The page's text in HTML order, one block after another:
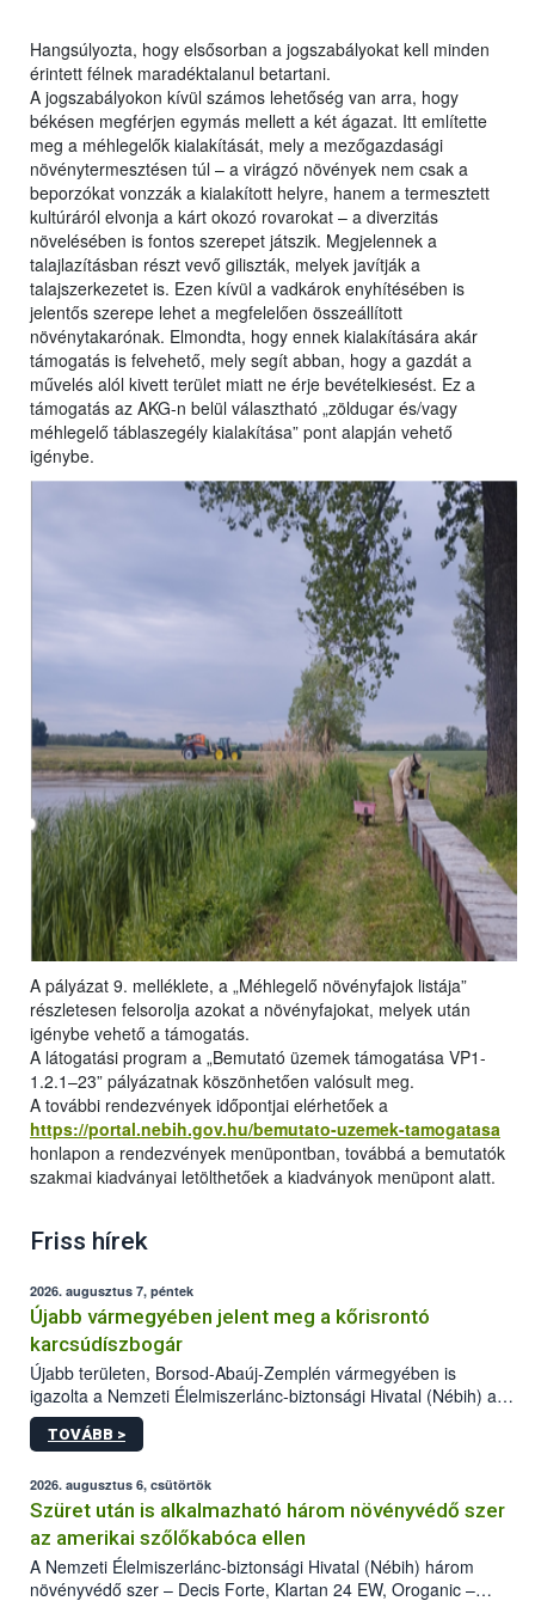
Hangsúlyozta, hogy elsősorban a jogszabályokat kell minden
érintett félnek maradéktalanul betartani.
A jogszabályokon kívül számos lehetőség van arra, hogy
békésen megférjen egymás mellett a két ágazat. Itt említette
meg a méhlegelők kialakítását, mely a mezőgazdasági
növénytermesztésen túl – a virágzó növények nem csak a
beporzókat vonzzák a kialakított helyre, hanem a termesztett
kultúráról elvonja a kárt okozó rovarokat – a diverzitás
növelésében is fontos szerepet játszik. Megjelennek a
talajlazításban részt vevő giliszták, melyek javítják a
talajszerkezetet is. Ezen kívül a vadkárok enyhítésében is
jelentős szerepe lehet a megfelelően összeállított
növénytakarónak. Elmondta, hogy ennek kialakítására akár
támogatás is felvehető, mely segít abban, hogy a gazdát a
művelés alól kivett terület miatt ne érje bevételkiesést. Ez a
támogatás az AKG-n belül választható „zöldugar és/vagy
méhlegelő táblaszegély kialakítása” pont alapján vehető
igénybe.
A pályázat 9. melléklete, a „Méhlegelő növényfajok listája”
részletesen felsorolja azokat a növényfajokat, melyek után
igénybe vehető a támogatás.
A látogatási program a „Bemutató üzemek támogatása VP1-
1.2.1–23” pályázatnak köszönhetően valósult meg.
A további rendezvények időpontjai elérhetőek a
https://portal.nebih.gov.hu/bemutato-uzemek-tamogatasa
honlapon a rendezvények menüpontban, továbbá a bemutatók
szakmai kiadványai letölthetőek a kiadványok menüpont alatt.
Friss hírek
2026. augusztus 7, péntek
Újabb vármegyében jelent meg a kőrisrontó
karcsúdíszbogár
Újabb területen, Borsod-Abaúj-Zemplén vármegyében is
igazolta a Nemzeti Élelmiszerlánc-biztonsági Hivatal (Nébih) a
kőrisrontó karcsúdíszbogár (Agrilus planipennis) jelenlétét. A
kártevőt nem csak színcsapdában találták meg, de már fertőzött
az intenzív felderítést, emellett az intézkedéseket a szlovák
hatósággal is összehangolják a terjedés megállítása érdekében.
TOVÁBB >
2026. augusztus 6, csütörtök
Szüret után is alkalmazható három növényvédő szer
az amerikai szőlőkabóca ellen
A Nemzeti Élelmiszerlánc-biztonsági Hivatal (Nébih) három
növényvédő szer – Decis Forte, Klartan 24 EW, Oroganic –